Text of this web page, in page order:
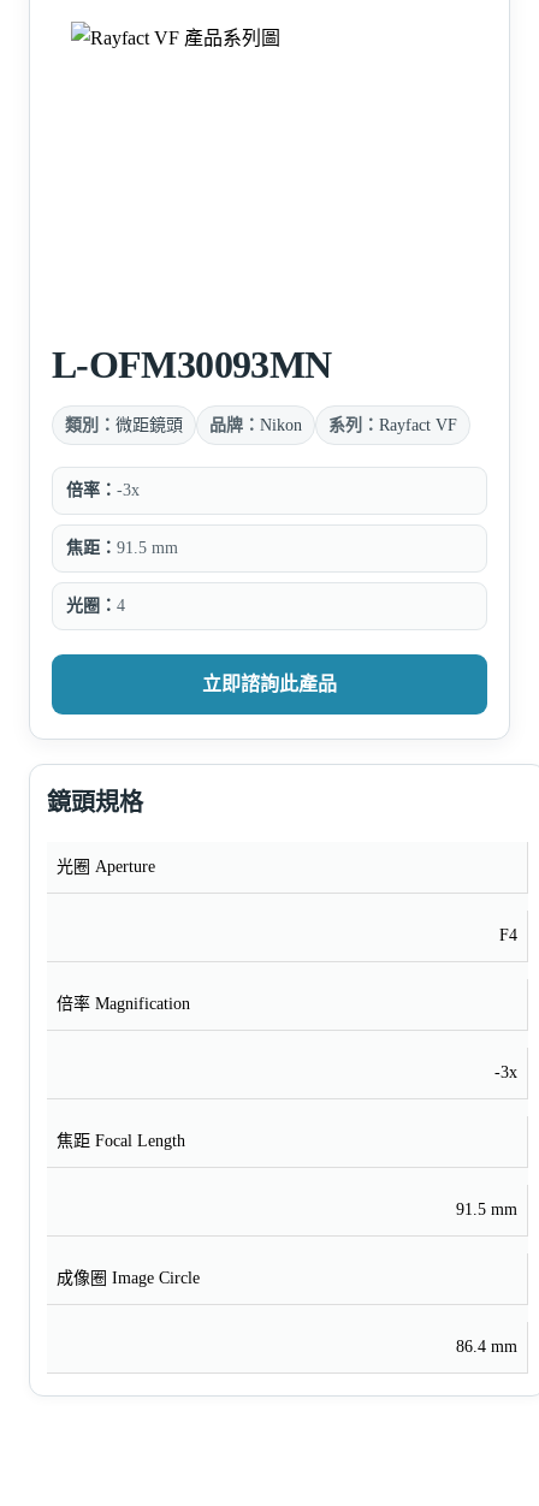
L-OFM30093MN
類別： 微距鏡頭 品牌： Nikon 系列： Rayfact VF
倍率： -3x
焦距： 91.5 mm
光圈： 4
立即諮詢此產品
鏡頭規格
光圈 Aperture
F4
倍率 Magnification
-3x
焦距 Focal Length
91.5 mm
成像圈 Image Circle
86.4 mm